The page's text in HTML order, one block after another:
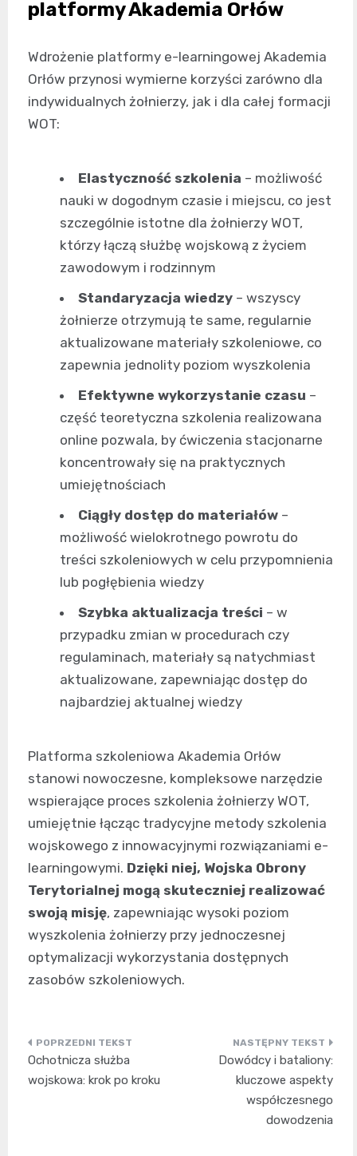
platformy Akademia Orłów
Wdrożenie platformy e-learningowej Akademia
Orłów przynosi wymierne korzyści zarówno dla
indywidualnych żołnierzy, jak i dla całej formacji
WOT:
Elastyczność szkolenia – możliwość
nauki w dogodnym czasie i miejscu, co jest
szczególnie istotne dla żołnierzy WOT,
którzy łączą służbę wojskową z życiem
zawodowym i rodzinnym
Standaryzacja wiedzy – wszyscy
żołnierze otrzymują te same, regularnie
aktualizowane materiały szkoleniowe, co
zapewnia jednolity poziom wyszkolenia
Efektywne wykorzystanie czasu –
część teoretyczna szkolenia realizowana
online pozwala, by ćwiczenia stacjonarne
koncentrowały się na praktycznych
umiejętnościach
Ciągły dostęp do materiałów –
możliwość wielokrotnego powrotu do
treści szkoleniowych w celu przypomnienia
lub pogłębienia wiedzy
Szybka aktualizacja treści – w
przypadku zmian w procedurach czy
regulaminach, materiały są natychmiast
aktualizowane, zapewniając dostęp do
najbardziej aktualnej wiedzy
Platforma szkoleniowa Akademia Orłów
stanowi nowoczesne, kompleksowe narzędzie
wspierające proces szkolenia żołnierzy WOT,
umiejętnie łącząc tradycyjne metody szkolenia
wojskowego z innowacyjnymi rozwiązaniami e-
learningowymi. Dzięki niej, Wojska Obrony
Terytorialnej mogą skuteczniej realizować
swoją misję, zapewniając wysoki poziom
wyszkolenia żołnierzy przy jednoczesnej
optymalizacji wykorzystania dostępnych
zasobów szkoleniowych.
Nawigacja
wpisu
Ochotnicza służba
wojskowa: krok po kroku
Dowódcy i bataliony:
kluczowe aspekty
współczesnego
dowodzenia